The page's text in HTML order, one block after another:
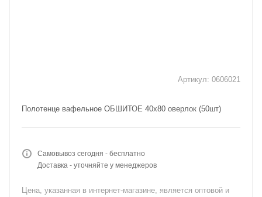
Артикул: 0606021
Полотенце вафельное ОБШИТОЕ 40х80 оверлок (50шт)
Самовывоз сегодня - бесплатно
Доставка - уточняйте у менеджеров
Цена, указанная в интернет-магазине, является оптовой и